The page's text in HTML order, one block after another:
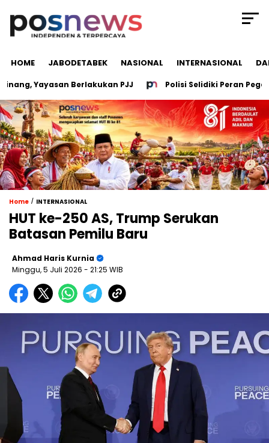
HOME JABODETABEK NASIONAL INTERNASIONAL
Yayasan Berlakukan PJJ Polisi Selidiki Peran Pegawai
Home / INTERNASIONAL
HUT ke-250 AS, Trump Serukan
Batasan Pemilu Baru
Ahmad Haris Kurnia
Minggu, 5 Juli 2026 - 21:25 WIB